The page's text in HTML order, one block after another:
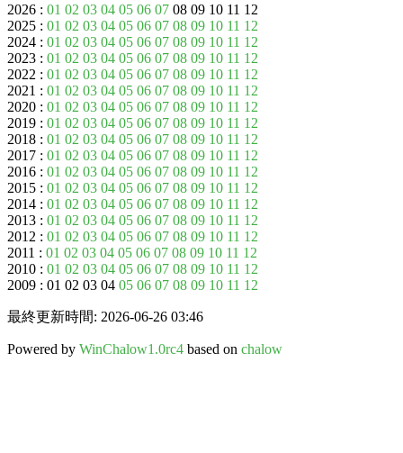
2026 : 01 02 03 04 05 06 07 08 09 10 11 12
2025 : 01 02 03 04 05 06 07 08 09 10 11 12
2024 : 01 02 03 04 05 06 07 08 09 10 11 12
2023 : 01 02 03 04 05 06 07 08 09 10 11 12
2022 : 01 02 03 04 05 06 07 08 09 10 11 12
2021 : 01 02 03 04 05 06 07 08 09 10 11 12
2020 : 01 02 03 04 05 06 07 08 09 10 11 12
2019 : 01 02 03 04 05 06 07 08 09 10 11 12
2018 : 01 02 03 04 05 06 07 08 09 10 11 12
2017 : 01 02 03 04 05 06 07 08 09 10 11 12
2016 : 01 02 03 04 05 06 07 08 09 10 11 12
2015 : 01 02 03 04 05 06 07 08 09 10 11 12
2014 : 01 02 03 04 05 06 07 08 09 10 11 12
2013 : 01 02 03 04 05 06 07 08 09 10 11 12
2012 : 01 02 03 04 05 06 07 08 09 10 11 12
2011 : 01 02 03 04 05 06 07 08 09 10 11 12
2010 : 01 02 03 04 05 06 07 08 09 10 11 12
2009 : 01 02 03 04 05 06 07 08 09 10 11 12
最終更新時間: 2026-06-26 03:46
Powered by WinChalow1.0rc4 based on chalow